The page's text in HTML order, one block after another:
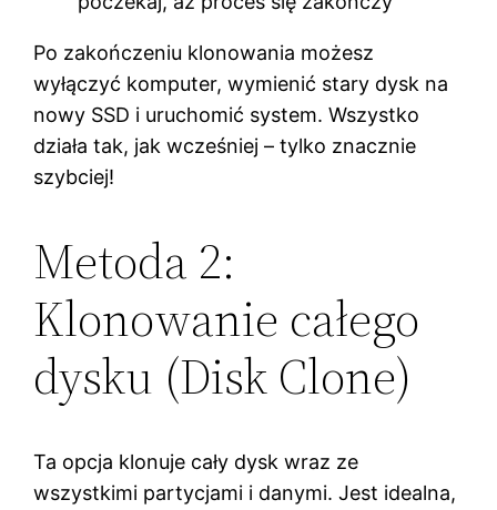
Po zakończeniu klonowania możesz
wyłączyć komputer, wymienić stary dysk na
nowy SSD i uruchomić system. Wszystko
działa tak, jak wcześniej – tylko znacznie
szybciej!
Metoda 2:
Klonowanie całego
dysku (Disk Clone)
Ta opcja klonuje cały dysk wraz ze
wszystkimi partycjami i danymi. Jest idealna,